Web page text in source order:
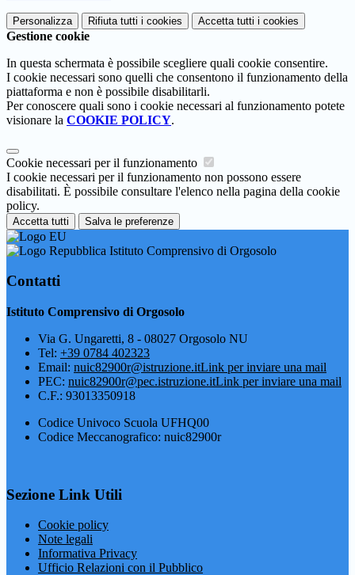
Personalizza Rifiuta tutti i cookies Accetta tutti i cookies
Gestione cookie
In questa schermata è possibile scegliere quali cookie consentire.
I cookie necessari sono quelli che consentono il funzionamento della
piattaforma e non è possibile disabilitarli.
Per conoscere quali sono i cookie necessari al funzionamento potete
visionare la COOKIE POLICY.
Cookie necessari per il funzionamento
I cookie necessari per il funzionamento non possono essere
disabilitati. È possibile consultare l'elenco nella pagina della cookie
policy.
Accetta tutti Salva le preferenze
Istituto Comprensivo di Orgosolo
Contatti
Istituto Comprensivo di Orgosolo
Via G. Ungaretti, 8 - 08027 Orgosolo NU
Tel: +39 0784 402323
Email: nuic82900r@istruzione.itLink per inviare una mail
PEC: nuic82900r@pec.istruzione.itLink per inviare una mail
C.F.: 93013350918
Codice Univoco Scuola UFHQ00
Codice Meccanografico: nuic82900r
Sezione Link Utili
Cookie policy
Note legali
Informativa Privacy
Ufficio Relazioni con il Pubblico